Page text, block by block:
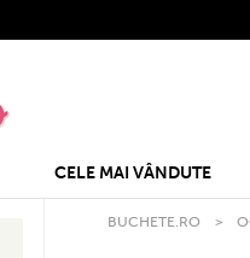
CELE MAI VÂNDUTE
BUCHETE.RO >